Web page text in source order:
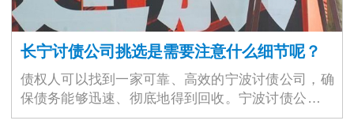
长宁讨债公司挑选是需要注意什么细节呢？
债权人可以找到一家可靠、高效的宁波讨债公司，确
保债务能够迅速、彻底地得到回收。宁波讨债公司的
选择不仅仅是为了解决眼前的经济问题，更是为了维